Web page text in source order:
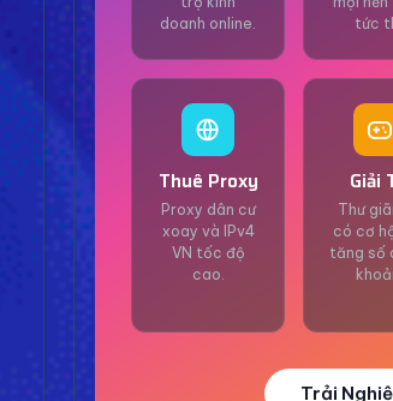
doanh online.
tức
Thuê Proxy
Proxy dân cư
xoay và IPv4
VN tốc độ
cao.
Giải
Thư
có cơ
tăng số
Trải